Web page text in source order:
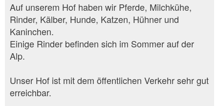
Auf unserem Hof haben wir Pferde, Milchkühe,
Rinder, Kälber, Hunde, Katzen, Hühner und
Kaninchen.
Einige Rinder befinden sich im Sommer auf der
Alp.
Unser Hof ist mit dem öffentlichen Verkehr sehr gut
erreichbar.